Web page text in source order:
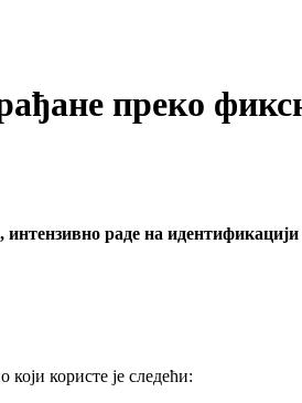
преко
раде на
користе је следећи: